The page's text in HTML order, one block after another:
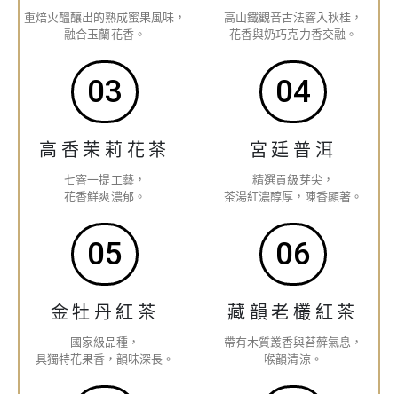
重焙火醞釀出的熟成蜜果風味，
融合玉蘭花香。
高山鐵觀音古法窨入秋桂，
花香與奶巧克力香交融。
03
高香茉莉花茶
七窨一提工藝，
花香鮮爽濃郁。
04
宮廷普洱
精選貢級芽尖，
茶湯紅濃醇厚，陳香顯著。
05
金牡丹紅茶
國家級品種，
具獨特花果香，韻味深長。
06
藏韻老欉紅茶
帶有木質叢香與苔蘚氣息，
喉韻清涼。